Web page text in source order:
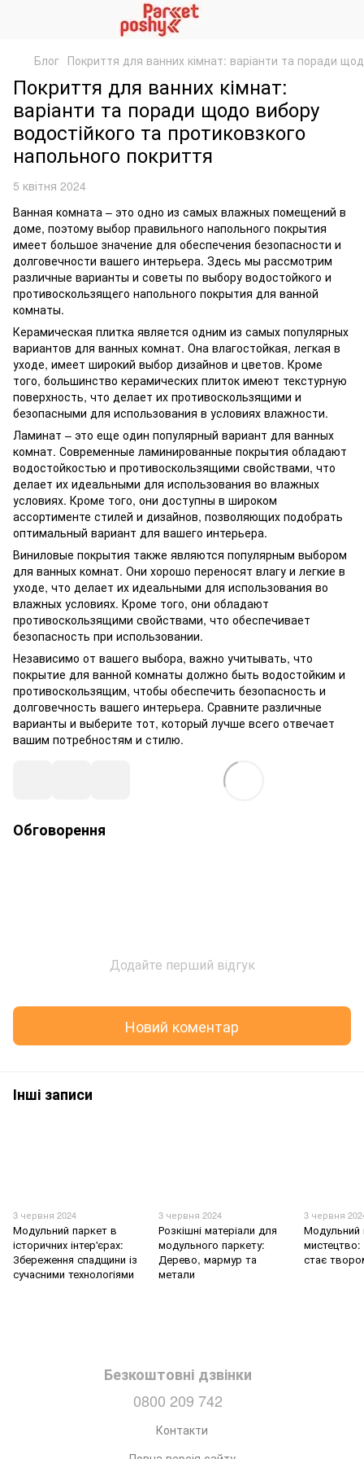
Блог Покриття для ванних кімнат: варіанти та поради
Покриття для ванних кімнат:
варіанти та поради щодо вибору
водостійкого та протиковзкого
напольного покриття
5 квітня 2024
Ванная комната – это одно из самых влажных помещений в
доме, поэтому выбор правильного напольного покрытия
имеет большое значение для обеспечения безопасности и
долговечности вашего интерьера. Здесь мы рассмотрим
различные варианты и советы по выбору водостойкого и
противоскользящего напольного покрытия для ванной
комнаты.
Керамическая плитка является одним из самых популярных
вариантов для ванных комнат. Она влагостойкая, легкая в
уходе, имеет широкий выбор дизайнов и цветов. Кроме
того, большинство керамических плиток имеют текстурную
поверхность, что делает их противоскользящими и
безопасными для использования в условиях влажности.
Ламинат – это еще один популярный вариант для ванных
комнат. Современные ламинированные покрытия обладают
водостойкостью и противоскользящими свойствами, что
делает их идеальными для использования во влажных
условиях. Кроме того, они доступны в широком
ассортименте стилей и дизайнов, позволяющих подобрать
оптимальный вариант для вашего интерьера.
Виниловые покрытия также являются популярным выбором
для ванных комнат. Они хорошо переносят влагу и легкие в
уходе, что делает их идеальными для использования во
влажных условиях. Кроме того, они обладают
противоскользящими свойствами, что обеспечивает
безопасность при использовании.
Независимо от вашего выбора, важно учитывать, что
покрытие для ванной комнаты должно быть водостойким и
противоскользящим, чтобы обеспечить безопасность и
долговечность вашего интерьера. Сравните различные
варианты и выберите тот, который лучше всего отвечает
вашим потребностям и стилю.
Обговорення
Додайте перший відгук
Новий коментар
Інші записи
3 червня 2024
Модульний паркет в
історичних інтер'єрах:
Збереження спадщини із
сучасними технологіями
3 червня 2024
Розкішні матеріали для
модульного паркету:
Дерево, мармур та
метали
3 червня
Модульний
мистецтво:
стає
Безкоштовні дзвінки
0800 209 742
Контакти